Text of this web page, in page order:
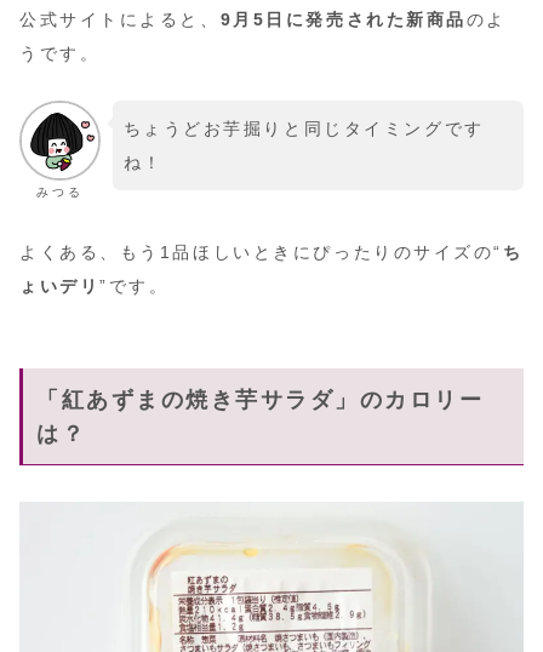
公式サイトによると、 9月5日に発売された新商品のよ
うです。
みつる
ちょうどお芋掘りと同じタイミングです
ね！
よくある、もう1品ほしいときにぴったりのサイズの“ ち
ょいデリ”です。
「紅あずまの焼き芋サラダ」のカロリー
は？